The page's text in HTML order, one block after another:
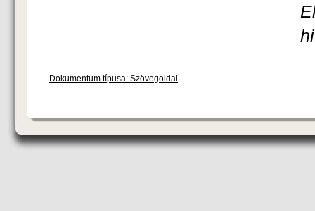
Dokumentum típusa: Szövegoldal